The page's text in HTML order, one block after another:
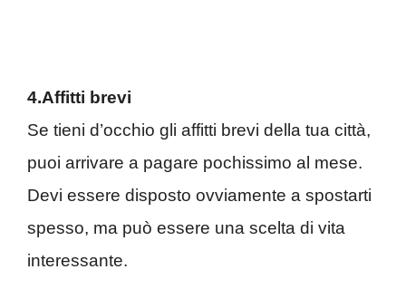
4.Affitti brevi
Se tieni d’occhio gli affitti brevi della tua città,
puoi arrivare a pagare pochissimo al mese.
Devi essere disposto ovviamente a spostarti
spesso, ma può essere una scelta di vita
interessante.